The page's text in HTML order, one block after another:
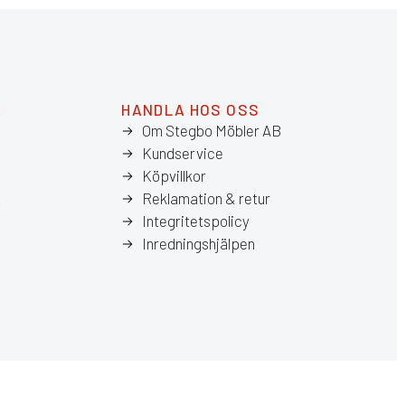
HANDLA HOS OSS
Om Stegbo Möbler AB
Kundservice
Köpvillkor
Reklamation & retur
Integritetspolicy
Inredningshjälpen